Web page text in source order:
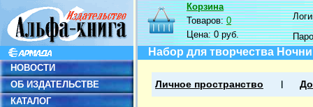
НОВОСТИ
ОБ ИЗДАТЕЛЬСТВЕ
КАТАЛОГ
Корзина
Товаров:0
Цена:0 руб.
Набор для творчества
Личное пространство